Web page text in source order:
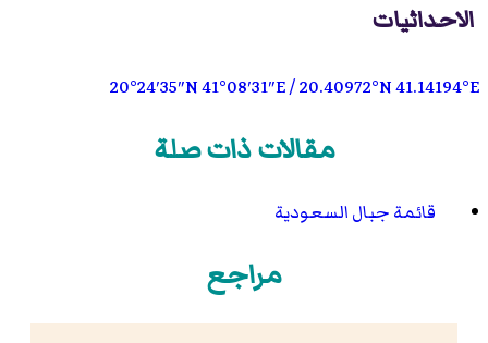
الاحداثيات
20°24′35″N41°08′31″E/20.40972°N 41.14194°E
مقالات ذات صلة
قائمة جبال السعودية
مراجع